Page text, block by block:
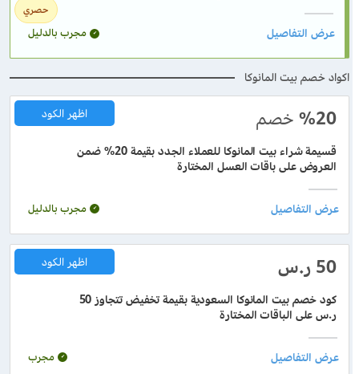
حصري
مجرب بالدليل
اكواد خصم بيت المانوكا
%20 خصم
قسيمة شراء بيت المانوكا للعملاء الجدد بقيمة 20% ضمن
العروض على باقات العسل المختارة
اظهر الكود
مجرب بالدليل
50 ر.س
كود خصم بيت المانوكا السعودية بقيمة تخفيض تتجاوز 50
ر.س على الباقات المختارة
اظهر الكود
مجرب